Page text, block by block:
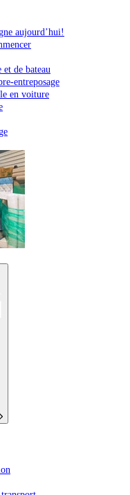
aujourd’hui!
de bateau
entreposage
en voiture